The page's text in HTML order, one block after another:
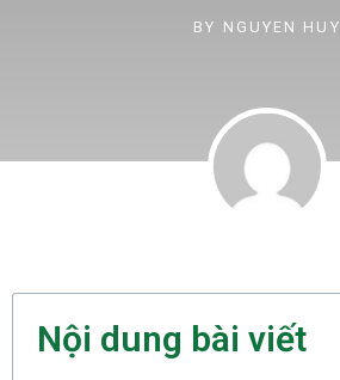
BY NGUYEN HUY
Nội dung bài viết